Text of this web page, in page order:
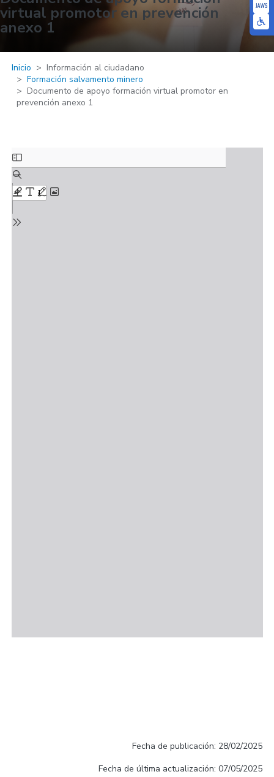
virtual promotor en prevención
anexo 1
Inicio
Información al ciudadano
Formación salvamento minero
Documento de apoyo formación virtual promotor en
prevención anexo 1
Fecha de publicación: 28/02/2025
Fecha de última actualización: 07/05/2025